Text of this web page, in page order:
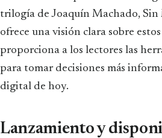
trilogía de Joaquín Machado, Sin
ofrece una visión clara sobre
proporciona a los lectores las
para tomar decisiones más
digital de hoy.
Lanzamiento y